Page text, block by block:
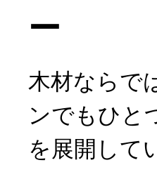
ー
木材ならで
ンでもひと
を展開して